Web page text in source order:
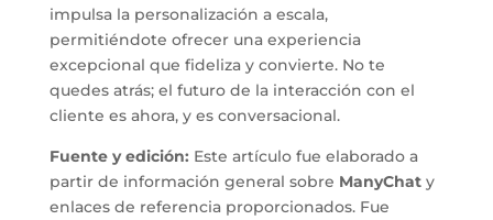
impulsa la personalización a escala,
permitiéndote ofrecer una experiencia
excepcional que fideliza y convierte. No te
quedes atrás; el futuro de la interacción con el
cliente es ahora, y es conversacional.
Fuente y edición: Este artículo fue elaborado a
partir de información general sobre ManyChaty
enlaces de referencia proporcionados. Fue